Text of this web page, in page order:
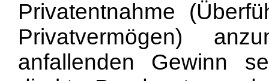
Privatentnahme
Privatvermögen)
anfallenden Gewinn